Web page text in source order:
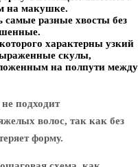
на макушке.
самые разные хвосты без
характерны узкий
скулы,
на полпути между
подходит
волос, так как без
форму.